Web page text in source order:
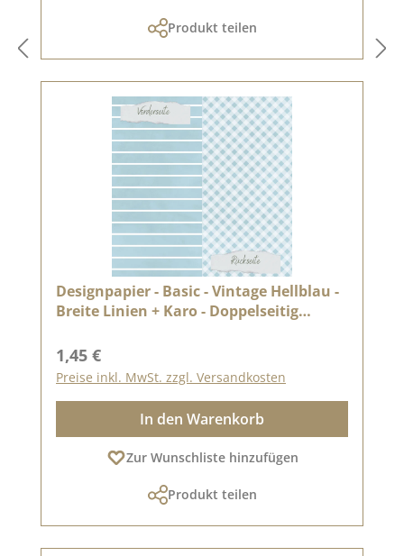
Produkt teilen
Designpapier - Basic - Vintage Hellblau -
Breite Linien + Karo - Doppelseitig
Regulärer Preis:
1,45 €
Preise inkl. MwSt. zzgl. Versandkosten
In den Warenkorb
Zur Wunschliste hinzufügen
Produkt teilen